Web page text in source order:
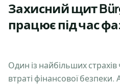
Захисний щит
працює під час
Один із найбільших
втраті фінансової